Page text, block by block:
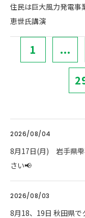
住民は巨大風力発電
恵世氏講演
1 ...
2026/08/04
8月17日(月) 岩手県
さい📢
2026/08/03
8月18、19日 秋田県